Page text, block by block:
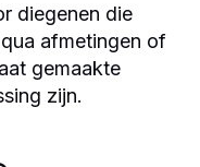
diegenen die
afmetingen of
gemaakte
zijn.